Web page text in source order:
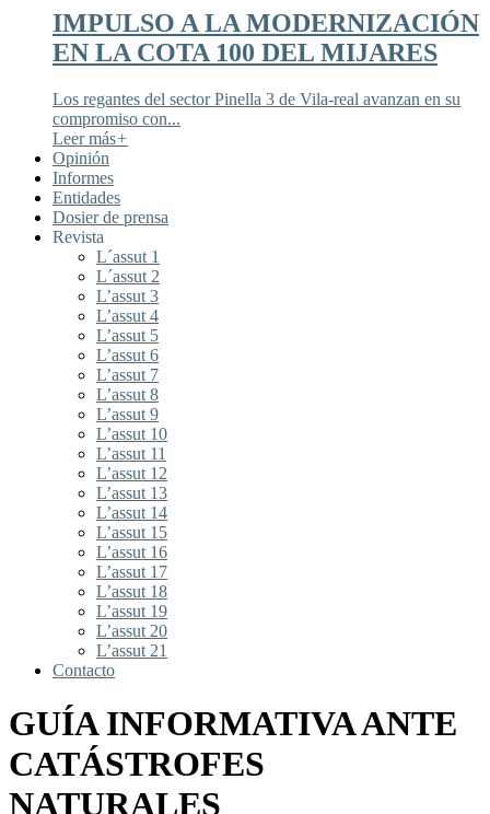
IMPULSO A LA MODERNIZACIÓN
EN LA COTA 100 DEL MIJARES
Los regantes del sector Pinella 3 de Vila-real avanzan en su
compromiso con...
Leer más+
Opinión
Informes
Entidades
Dosier de prensa
Revista
L´assut 1
L´assut 2
L’assut 3
L’assut 4
L’assut 5
L’assut 6
L’assut 7
L’assut 8
L’assut 9
L’assut 10
L’assut 11
L’assut 12
L’assut 13
L’assut 14
L’assut 15
L’assut 16
L’assut 17
L’assut 18
L’assut 19
L’assut 20
L’assut 21
Contacto
GUÍA INFORMATIVA ANTE
CATÁSTROFES
NATURALES